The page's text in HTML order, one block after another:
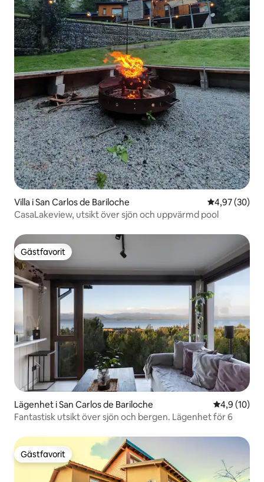
Villa i San Carlos de Bariloche 4,97 av 5 i
4,97 (30)
CasaLakeview, utsikt över sjön och uppvärmd pool
Gästfavorit
Gästfavorit
Lägenhet i San Carlos de Bariloche 4,9 av 5 i
4,9 (10)
Fantastisk utsikt över sjön och bergen. Lägenhet för 6
Gästfavorit
Gästfavorit